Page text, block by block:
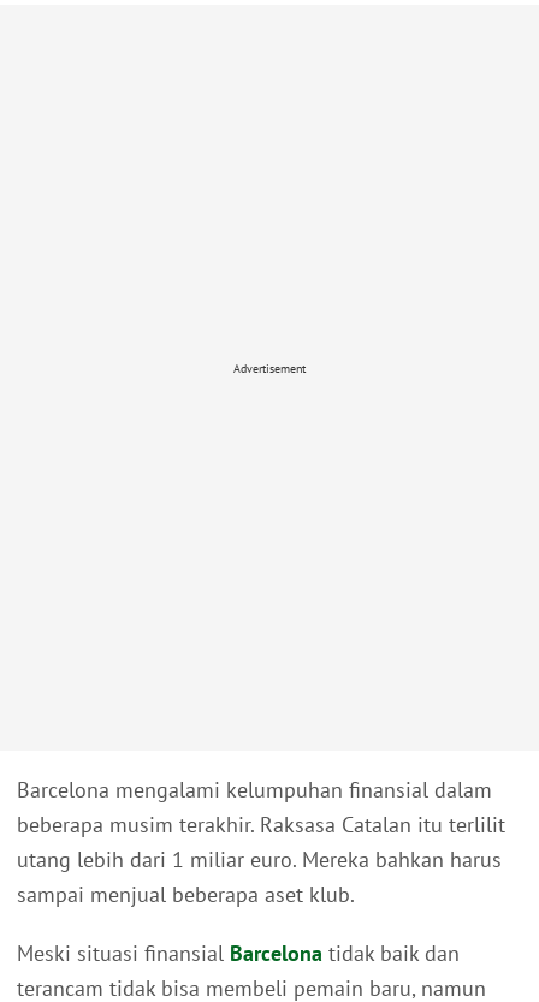
Advertisement
Barcelona mengalami kelumpuhan finansial dalam
beberapa musim terakhir. Raksasa Catalan itu terlilit
utang lebih dari 1 miliar euro. Mereka bahkan harus
sampai menjual beberapa aset klub.
Meski situasi finansial Barcelona tidak baik dan
terancam tidak bisa membeli pemain baru, namun